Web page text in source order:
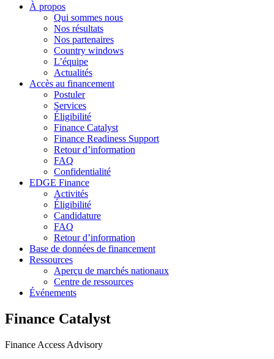
À propos
Qui sommes nous
Nos résultats
Nos partenaires
Country windows
L’équipe
Actualités
Accès au financement
Postuler
Services
Éligibilité
Finance Catalyst
Finance Readiness Support
Retour d’information
FAQ
Confidentialité
EDGE Finance
Activités
Éligibilité
Candidature
FAQ
Retour d’information
Base de données de financement
Ressources
Aperçu de marchés nationaux
Centre de ressources
Événements
Finance Catalyst
Finance Access Advisory